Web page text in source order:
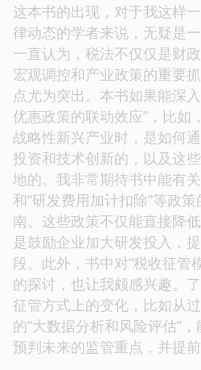
这本书的出现，对于我这样
律动态的学者来说，无疑是
一直认为，税法不仅仅是财
宏观调控和产业政策的重要
点尤为突出。本书如果能深
优惠政策的联动效应”，比如
战略性新兴产业时，是如何
投资和技术创新的，以及这
地的。我非常期待书中能有
和“研发费用加计扣除”等政
南。这些政策不仅能直接降
是鼓励企业加大研发投入，
段。此外，书中对“税收征管
的探讨，也让我颇感兴趣。
征管方式上的变化，比如从
的“大数据分析和风险评估”
预判未来的监管重点，并提前